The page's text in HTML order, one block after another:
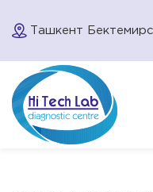
Ташкент